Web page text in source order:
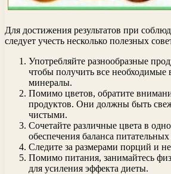
Для достижения результатов при
следует учесть несколько полезных
Употребляйте разнообразные
чтобы получить все
минералы.
Помимо цветов, обратите
продуктов. Они должны быть
чистыми.
Сочетайте различные цвета в
обеспечения баланса
Следите за размерами порций и
Помимо питания, занимайтесь
для усиления эффекта диеты.